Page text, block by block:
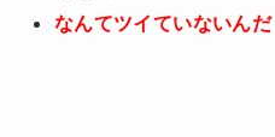
なんてツイていないんだ